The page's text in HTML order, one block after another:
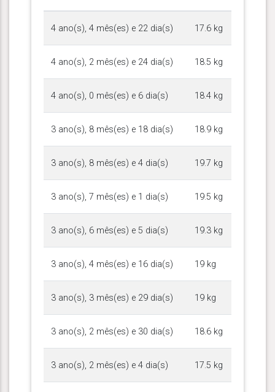
4 ano(s), 4 mês(es) e 22 dia(s) 17.6 kg
4 ano(s), 2 mês(es) e 24 dia(s) 18.5 kg
4 ano(s), 0 mês(es) e 6 dia(s) 18.4 kg
3 ano(s), 8 mês(es) e 18 dia(s) 18.9 kg
3 ano(s), 8 mês(es) e 4 dia(s) 19.7 kg
3 ano(s), 7 mês(es) e 1 dia(s) 19.5 kg
3 ano(s), 6 mês(es) e 5 dia(s) 19.3 kg
3 ano(s), 4 mês(es) e 16 dia(s) 19 kg
3 ano(s), 3 mês(es) e 29 dia(s) 19 kg
3 ano(s), 2 mês(es) e 30 dia(s) 18.6 kg
3 ano(s), 2 mês(es) e 4 dia(s) 17.5 kg